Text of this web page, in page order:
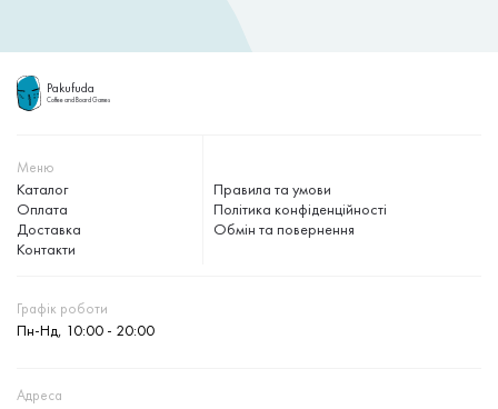
Pakufuda
Coffee and Board Games
Меню
Каталог
Оплата
Доставка
Контакти
Правила та умови
Політика конфіденційності
Обмін та повернення
Графік роботи
Пн-Нд, 10:00 - 20:00
Адреса